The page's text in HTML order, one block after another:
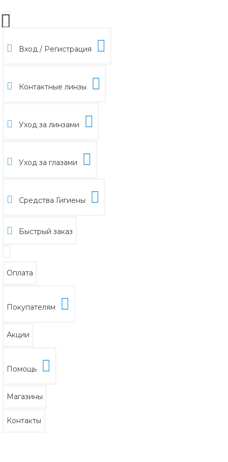
Вход / Регистрация
Контактные линзы
Уход за линзами
Уход за глазами
Средства Гигиены
Быстрый заказ
Оплата
Покупателям
Акции
Помощь
Магазины
Контакты